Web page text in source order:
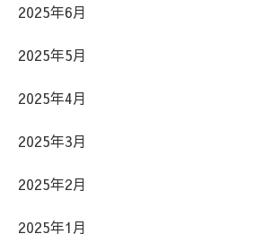
2025年6月
2025年5月
2025年4月
2025年3月
2025年2月
2025年1月